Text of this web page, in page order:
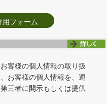
用フォーム
客様の個人情報の取り扱
お客様の個人情報を、運
三者に開示もしくは提供